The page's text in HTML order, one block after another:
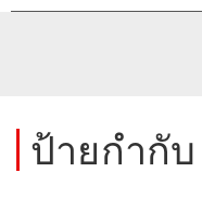
ป้ายกำกับ